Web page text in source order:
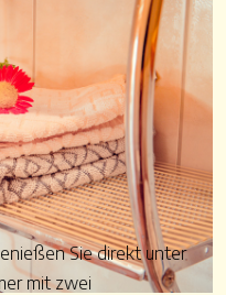
Sie direkt unter
mit zwei